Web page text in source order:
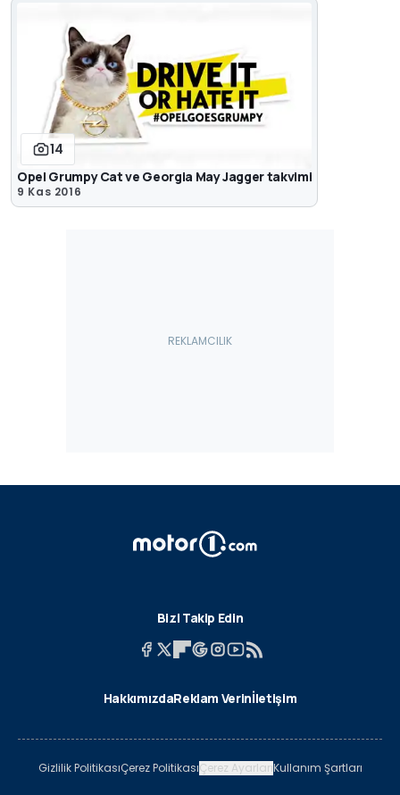
14
Opel Grumpy Cat ve Georgia May Jagger takvimi
9 Kas 2016
Bizi Takip Edin
HakkımızdaReklam Verinİletişim
Gizlilik PolitikasıÇerez PolitikasıÇerez AyarlarıKullanım Şartları